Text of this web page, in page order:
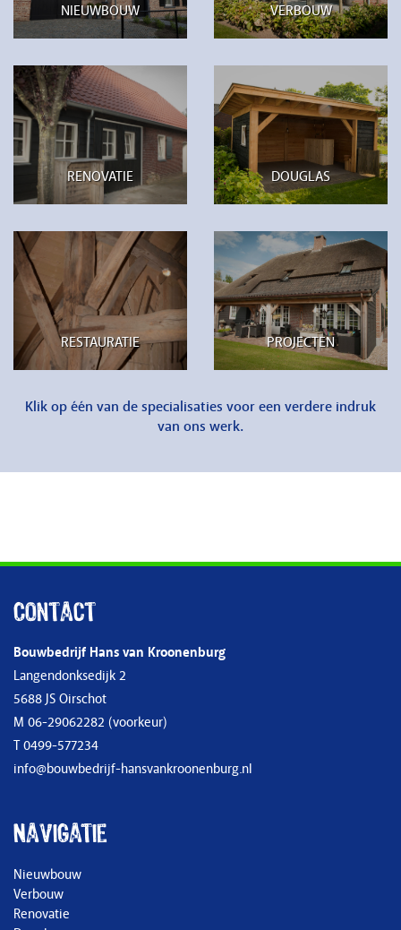
NIEUWBOUW VERBOUW
RENOVATIE DOUGLAS
RESTAURATIE PROJECTEN
Klik op één van de specialisaties voor een verdere indruk
van ons werk.
Contact
Bouwbedrijf Hans van Kroonenburg
Langendonksedijk 2
5688 JS Oirschot
M 06-29062282 (voorkeur)
T0499-577234
info@bouwbedrijf-hansvankroonenburg.nl
Navigatie
Nieuwbouw
Verbouw
Renovatie